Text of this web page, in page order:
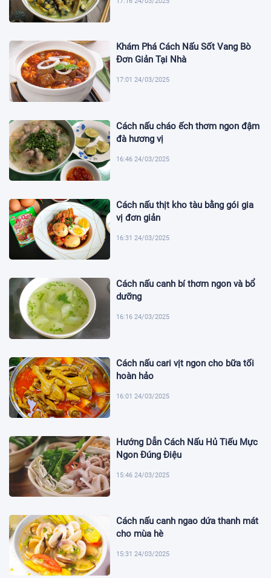
Khám Phá Cách Nấu Sốt Vang Bò
Đơn Giản Tại Nhà
17:01 24/03/2025
Cách nấu cháo ếch thơm ngon đậm
đà hương vị
16:46 24/03/2025
Cách nấu thịt kho tàu bằng gói gia
vị đơn giản
16:31 24/03/2025
Cách nấu canh bí thơm ngon và bổ
dưỡng
16:16 24/03/2025
Cách nấu cari vịt ngon cho bữa tối
hoàn hảo
16:01 24/03/2025
Hướng Dẫn Cách Nấu Hủ Tiếu Mực
Ngon Đúng Điệu
15:46 24/03/2025
Cách nấu canh ngao dứa thanh mát
cho mùa hè
15:31 24/03/2025